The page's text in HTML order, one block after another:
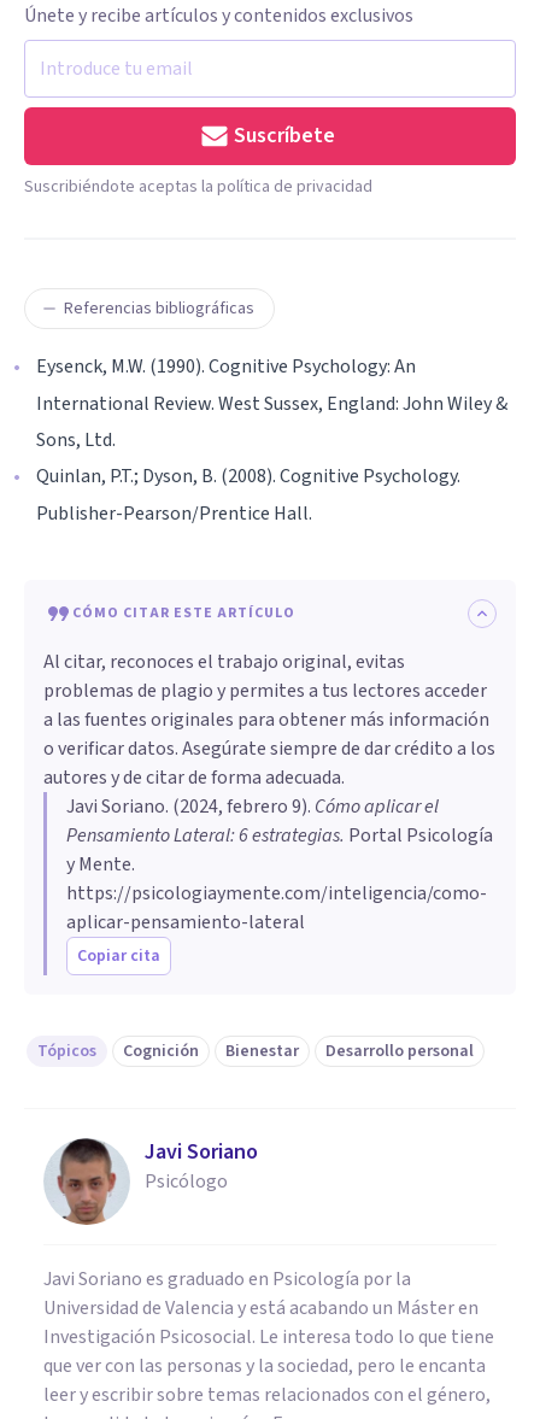
Únete y recibe artículos y contenidos exclusivos
Suscríbete
Suscribiéndote aceptas la política de privacidad
Referencias bibliográficas
Eysenck, M.W. (1990). Cognitive Psychology: An
International Review. West Sussex, England: John Wiley &
Sons, Ltd.
Quinlan, P.T.; Dyson, B. (2008). Cognitive Psychology.
Publisher-Pearson/Prentice Hall.
CÓMO CITAR ESTE ARTÍCULO
Al citar, reconoces el trabajo original, evitas
problemas de plagio y permites a tus lectores acceder
a las fuentes originales para obtener más información
o verificar datos. Asegúrate siempre de dar crédito a los
autores y de citar de forma adecuada.
Javi Soriano. (2024, febrero 9). Cómo aplicar el
Pensamiento Lateral: 6 estrategias. Portal Psicología
y Mente.
https://psicologiaymente.com/inteligencia/como-
aplicar-pensamiento-lateral
Copiar cita
Tópicos Cognición Bienestar Desarrollo personal
Javi Soriano
Psicólogo
Javi Soriano es graduado en Psicología por la
Universidad de Valencia y está acabando un Máster en
Investigación Psicosocial. Le interesa todo lo que tiene
que ver con las personas y la sociedad, pero le encanta
leer y escribir sobre temas relacionados con el género,